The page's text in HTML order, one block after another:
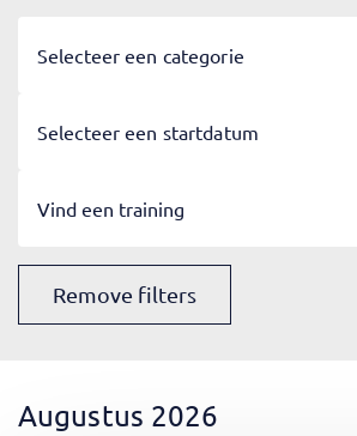
Selecteer een categorie
Selecteer een startdatum
Remove filters
Augustus 2026